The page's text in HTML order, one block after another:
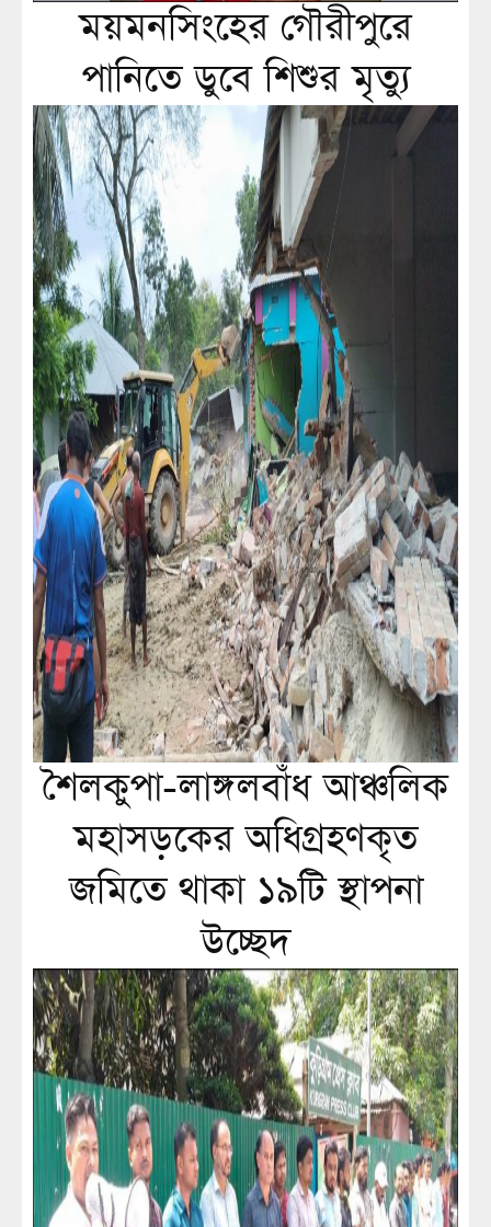
ময়মনসিংহের গৌরীপুরে
পানিতে ডুবে শিশুর মৃত্যু
শৈলকুপা-লাঙ্গলবাঁধ আঞ্চলিক
মহাসড়কের অধিগ্রহণকৃত
জমিতে থাকা ১৯টি স্থাপনা
উচ্ছেদ